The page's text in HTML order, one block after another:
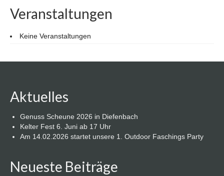
Veranstaltungen
Keine Veranstaltungen
Aktuelles
Genuss Scheune 2026 in Diefenbach
Kelter Fest 6. Juni ab 17 Uhr
Am 14.02.2026 startet unsere 1. Outdoor Faschings Party
Neueste Beiträge